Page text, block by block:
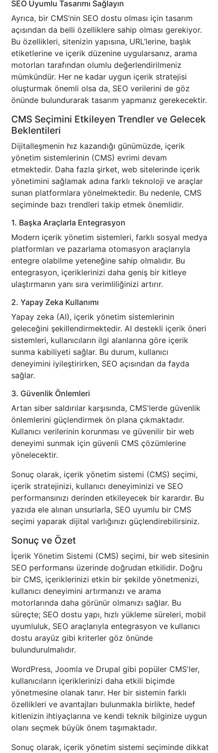
SEO Uyumlu Tasarımı Sağlayın
Ayrıca, bir CMS’nin SEO dostu olması için tasarım
açısından da belli özelliklere sahip olması gerekiyor.
Bu özellikleri, sitenizin yapısına, URL’lerine, başlık
etiketlerine ve içerik düzenine uygularsanız, arama
motorları tarafından olumlu değerlendirilmeniz
mümkündür. Her ne kadar uygun içerik stratejisi
oluşturmak önemli olsa da, SEO verilerini de göz
önünde bulundurarak tasarım yapmanız gerekecektir.
CMS Seçimini Etkileyen Trendler ve Gelecek
Beklentileri
Dijitalleşmenin hız kazandığı günümüzde, içerik
yönetim sistemlerinin (CMS) evrimi devam
etmektedir. Daha fazla şirket, web sitelerinde içerik
yönetimini sağlamak adına farklı teknoloji ve araçlar
sunan platformlara yönelmektedir. Bu nedenle, CMS
seçiminde bazı trendleri takip etmek önemlidir.
1. Başka Araçlarla Entegrasyon
Modern içerik yönetim sistemleri, farklı sosyal medya
platformları ve pazarlama otomasyon araçlarıyla
entegre olabilme yeteneğine sahip olmalıdır. Bu
entegrasyon, içeriklerinizi daha geniş bir kitleye
ulaştırmanın yanı sıra verimliliğinizi artırır.
2. Yapay Zeka Kullanımı
Yapay zeka (AI), içerik yönetim sistemlerinin
geleceğini şekillendirmektedir. AI destekli içerik öneri
sistemleri, kullanıcıların ilgi alanlarına göre içerik
sunma kabiliyeti sağlar. Bu durum, kullanıcı
deneyimini iyileştirirken, SEO açısından da fayda
sağlar.
3. Güvenlik Önlemleri
Artan siber saldırılar karşısında, CMS'lerde güvenlik
önlemlerini güçlendirmek ön plana çıkmaktadır.
Kullanıcı verilerinin korunması ve güvenilir bir web
deneyimi sunmak için güvenli CMS çözümlerine
yönelecektir.
Sonuç olarak, içerik yönetim sistemi (CMS) seçimi,
içerik stratejinizi, kullanıcı deneyiminizi ve SEO
performansınızı derinden etkileyecek bir karardır. Bu
yazıda ele alınan unsurlarla, SEO uyumlu bir CMS
seçimi yaparak dijital varlığınızı güçlendirebilirsiniz.
Sonuç ve Özet
İçerik Yönetim Sistemi (CMS) seçimi, bir web sitesinin
SEO performansı üzerinde doğrudan etkilidir. Doğru
bir CMS, içeriklerinizi etkin bir şekilde yönetmenizi,
kullanıcı deneyimini artırmanızı ve arama
motorlarında daha görünür olmanızı sağlar. Bu
süreçte; SEO dostu yapı, hızlı yükleme süreleri, mobil
uyumluluk, SEO araçlarıyla entegrasyon ve kullanıcı
dostu arayüz gibi kriterler göz önünde
bulundurulmalıdır.
WordPress, Joomla ve Drupal gibi popüler CMS'ler,
kullanıcıların içeriklerinizi daha etkili biçimde
yönetmesine olanak tanır. Her bir sistemin farklı
özellikleri ve avantajları bulunmakla birlikte, hedef
kitlenizin ihtiyaçlarına ve kendi teknik bilginize uygun
olanı seçmek büyük önem taşımaktadır.
Sonuç olarak, içerik yönetim sistemi seçiminde dikkat